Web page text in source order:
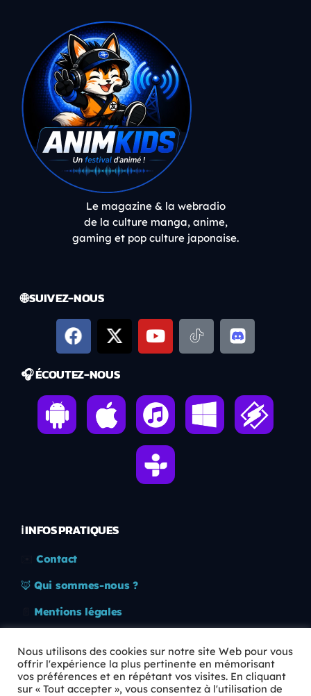
Le magazine & la webradio
de la culture manga, anime,
gaming et pop culture japonaise.
🌐 SUIVEZ-NOUS
🎧 ÉCOUTEZ-NOUS
ℹ️ INFOS PRATIQUES
Contact
🦊 Qui sommes-nous ?
Mentions légales
🛡️ RGPD
Nous utilisons des cookies sur notre site Web pour vous
offrir l'expérience la plus pertinente en mémorisant
vos préférences et en répétant vos visites. En cliquant
sur « Tout accepter », vous consentez à l'utilisation de